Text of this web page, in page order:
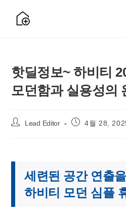
핫딜정보~ 하비티
모던함과 실용성의
Post
Lead Editor
Post 4월 28,
세련된 공간 연출
하비티 모던 심플